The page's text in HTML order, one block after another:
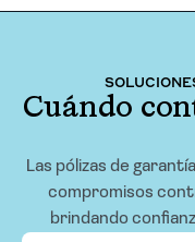
Cuándo
Las pólizas de
compromisos
brindando